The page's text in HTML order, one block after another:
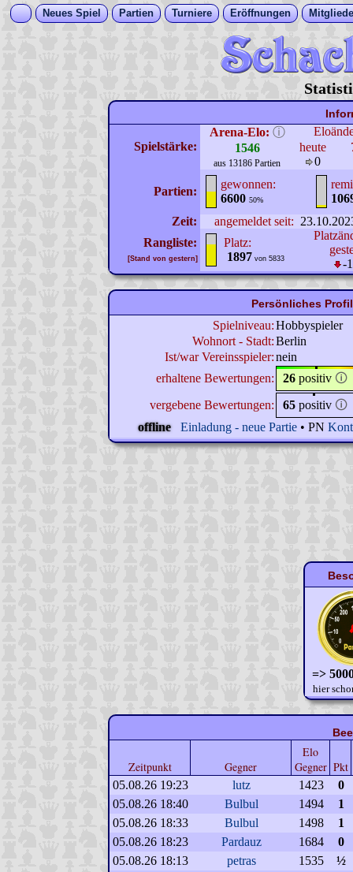
Neues Spiel Partien Turniere Eröffnungen
Spielstärke:
Arena-Elo: ⓘ
1546
aus 13186 Partien
heute
0
Partien:
gewonnen:
6600 50%
Zeit:
angemeldet seit:
Rangliste:
[Stand von gestern]
Platz:
1897 von 5833
-
Persönliches
Spielniveau:Hobbyspieler
Wohnort - Stadt:Berlin
Ist/war Vereinsspieler:nein
erhaltene Bewertungen:
26 positiv 🛈
vergebene Bewertungen:
65 positiv 🛈
offline
Einladung - neue Partie • PN
=>
hier
Zeitpunkt Gegner
Elo
Gegner Pkt
05.08.26 19:23 lutz 1423
0
05.08.26 18:40
Bulbul 1494
1
05.08.26 18:33
Bulbul 1498
1
05.08.26 18:23
Pardauz 1684
0
05.08.26 18:13
petras 1535
½